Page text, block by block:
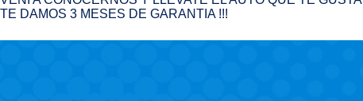
TE DAMOS 3 MESES DE GARANTIA !!!